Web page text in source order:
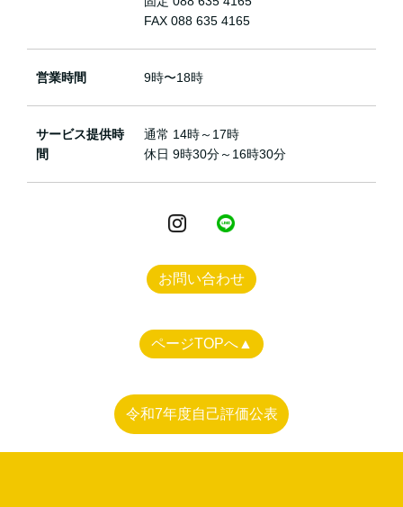
FAX 088 635 4165
営業時間 9時〜18時
サービス提供時
間
通常 14時～17時
休日 9時30分～16時30分
お問い合わせ
ページTOPへ▲
令和7年度自己評価公表